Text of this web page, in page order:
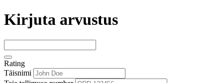
Kirjuta arvustus
Rating
Täisnimi